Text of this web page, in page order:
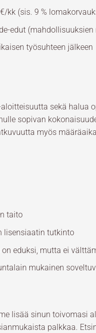
kk (sis. 9 %
edut
työsuhteen jälkeen
sekä halua
sopivan
myös
taito
lisensiaatin tutkinto
eduksi, mutta ei
mukainen
lisää sinun toivomasi
palkkaa.